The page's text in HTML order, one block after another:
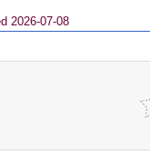
2026-07-08